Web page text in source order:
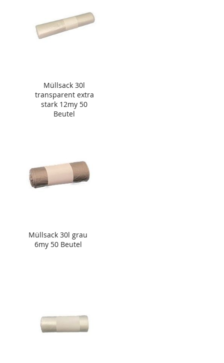
Müllsack 30l
transparent extra
stark 12my 50
Beutel
Müllsack 30l grau
6my 50 Beutel